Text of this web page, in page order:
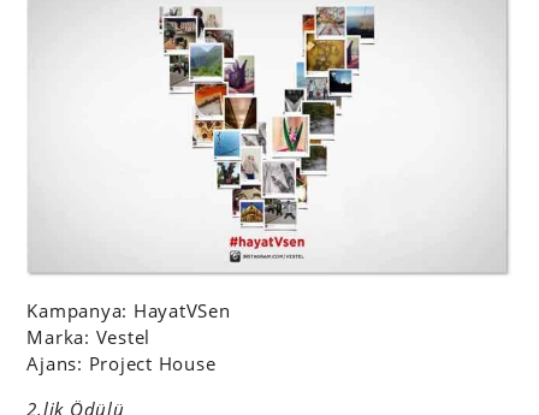
Kampanya: HayatVSen
Marka: Vestel
Ajans: Project House
2.lik Ödülü